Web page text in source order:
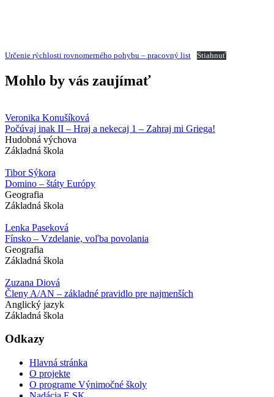
Určenie rýchlosti rovnomerného pohybu – pracovný list Stiahnuť
Mohlo by vás zaujímať
Veronika Konušíková
Počúvaj inak II – Hraj a nekecaj 1 – Zahraj mi Griega!
Hudobná výchova
Základná škola
Tibor Sýkora
Domino – štáty Európy
Geografia
Základná škola
Lenka Paseková
Fínsko – Vzdelanie, voľba povolania
Geografia
Základná škola
Zuzana Diová
Členy A/AN – základné pravidlo pre najmenších
Anglický jazyk
Základná škola
Odkazy
Hlavná stránka
O projekte
O programe Výnimočné školy